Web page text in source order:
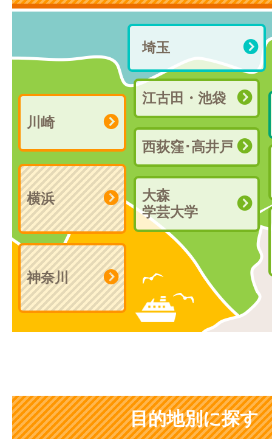
埼玉
神奈川
江古田・池袋
西荻窪･高井戸
大森
学芸大学
川崎
横浜
目的地別に探す